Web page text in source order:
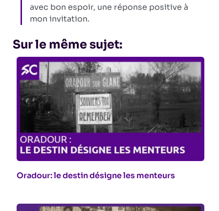
avec bon espoir, une réponse positive à
mon invitation.
Sur le même sujet:
Oradour: le destin désigne les menteurs